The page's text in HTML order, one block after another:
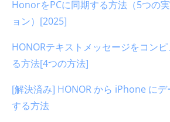
HonorをPCに同期する方法（5つの
ョン）[2025]
HONORテキストメッセージをコン
る方法[4つの方法]
[解決済み] HONOR から iPhone に
する方法